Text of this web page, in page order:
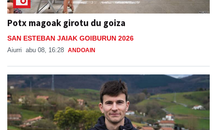
Potx magoak girotu du goiza
SAN ESTEBAN JAIAK GOIBURUN 2026
Aiurri abu 08, 16:28 ANDOAIN